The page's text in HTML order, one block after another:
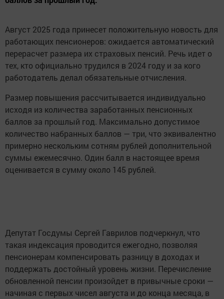
Август 2025 года принесет положительную новость для
работающих пенсионеров: ожидается автоматический
перерасчет размера их страховых пенсий. Речь идет о
тех, кто официально трудился в 2024 году и за кого
работодатель делал обязательные отчисления.
Размер повышения рассчитывается индивидуально
исходя из количества заработанных пенсионных
баллов за прошлый год. Максимально допустимое
количество набранных баллов — три, что эквивалентно
примерно нескольким сотням рублей дополнительной
суммы ежемесячно. Один балл в настоящее время
оценивается в сумму около 145 рублей.
Депутат Госдумы Сергей Гаврилов подчеркнул, что
такая индексация проводится ежегодно, позволяя
пенсионерам компенсировать разницу в доходах и
поддержать достойный уровень жизни. Перечисление
обновленной пенсии произойдет в привычные сроки —
начиная с первых чисел августа и до конца месяца, в